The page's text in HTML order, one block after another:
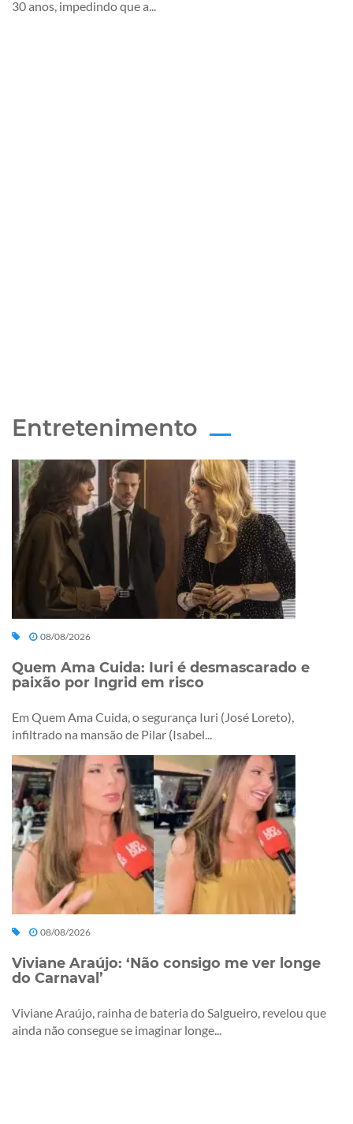
30 anos, impedindo que a...
Entretenimento
08/08/2026
Quem Ama Cuida: Iuri é desmascarado e
paixão por Ingrid em risco
Em Quem Ama Cuida, o segurança Iuri (José Loreto),
infiltrado na mansão de Pilar (Isabel...
08/08/2026
Viviane Araújo: ‘Não consigo me ver longe
do Carnaval’
Viviane Araújo, rainha de bateria do Salgueiro, revelou que
ainda não consegue se imaginar longe...